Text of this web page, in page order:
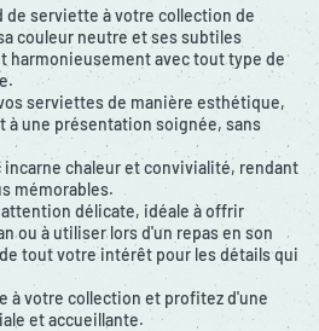
de serviette à votre collection de
couleur neutre et ses subtiles
harmonieusement avec tout type de
serviettes de manière esthétique,
à une présentation soignée, sans
chaleur et convivialité, rendant
mémorables.
délicate, idéale à offrir
ou à utiliser lors d'un repas en son
tout votre intérêt pour les détails qui
à votre collection et profitez d'une
et accueillante.